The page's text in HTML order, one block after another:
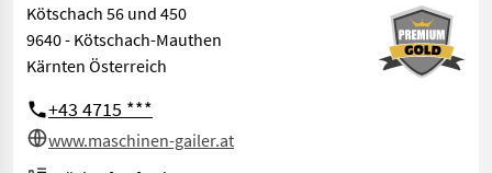
Kötschach 56 und 450
9640 - Kötschach-Mauthen
Kärnten Österreich
+43 4715 ***
www.maschinen-gailer.at